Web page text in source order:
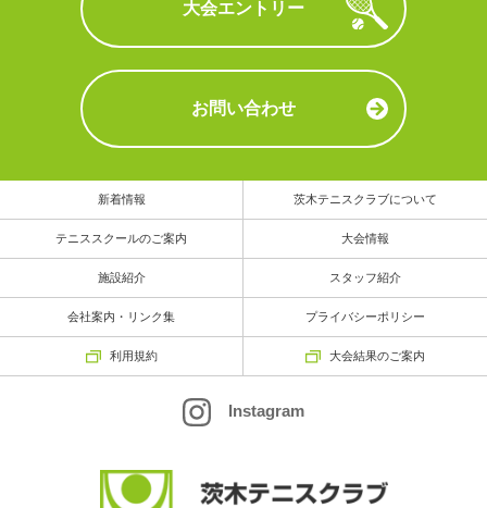
大会エントリー
お問い合わせ
新着情報 茨木テニスクラブについて
テニススクールのご案内 大会情報
施設紹介 スタッフ紹介
会社案内・リンク集 プライバシーポリシー
利用規約 大会結果のご案内
Instagram